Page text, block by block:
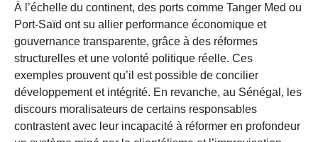
À l’échelle du continent, des ports comme Tanger Med ou
Port-Saïd ont su allier performance économique et
gouvernance transparente, grâce à des réformes
structurelles et une volonté politique réelle. Ces
exemples prouvent qu’il est possible de concilier
développement et intégrité. En revanche, au Sénégal, les
discours moralisateurs de certains responsables
contrastent avec leur incapacité à réformer en profondeur